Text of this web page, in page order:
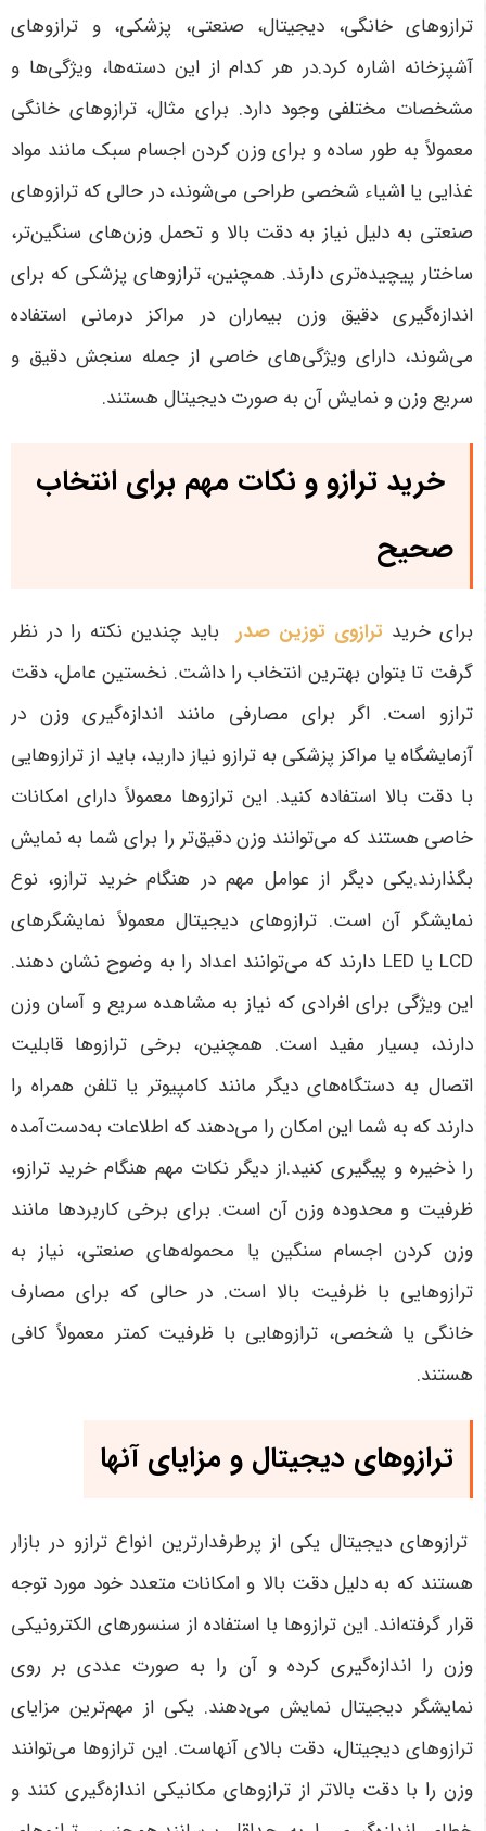
ترازوهای خانگی، دیجیتال، صنعتی، پزشکی، و ترازوهای
آشپزخانه اشاره کرد.در هر کدام از این دسته‌ها، ویژگی‌ها و
مشخصات مختلفی وجود دارد. برای مثال، ترازوهای خانگی
معمولاً به طور ساده و برای وزن کردن اجسام سبک مانند مواد
غذایی یا اشیاء شخصی طراحی می‌شوند، در حالی که ترازوهای
صنعتی به دلیل نیاز به دقت بالا و تحمل وزن‌های سنگین‌تر،
ساختار پیچیده‌تری دارند. همچنین، ترازوهای پزشکی که برای
اندازه‌گیری دقیق وزن بیماران در مراکز درمانی استفاده
می‌شوند، دارای ویژگی‌های خاصی از جمله سنجش دقیق و
سریع وزن و نمایش آن به صورت دیجیتال هستند.
خرید ترازو و نکات مهم برای انتخاب
صحیح
برای خرید ترازوی توزین صدر باید چندین نکته را در نظر
گرفت تا بتوان بهترین انتخاب را داشت. نخستین عامل، دقت
ترازو است. اگر برای مصارفی مانند اندازه‌گیری وزن در
آزمایشگاه یا مراکز پزشکی به ترازو نیاز دارید، باید از ترازوهایی
با دقت بالا استفاده کنید. این ترازوها معمولاً دارای امکانات
خاصی هستند که می‌توانند وزن دقیق‌تر را برای شما به نمایش
بگذارند.یکی دیگر از عوامل مهم در هنگام خرید ترازو، نوع
نمایشگر آن است. ترازوهای دیجیتال معمولاً نمایشگرهای
LCD یا LED دارند که می‌توانند اعداد را به وضوح نشان دهند.
این ویژگی برای افرادی که نیاز به مشاهده سریع و آسان وزن
دارند، بسیار مفید است. همچنین، برخی ترازوها قابلیت
اتصال به دستگاه‌های دیگر مانند کامپیوتر یا تلفن همراه را
دارند که به شما این امکان را می‌دهند که اطلاعات به‌دست‌آمده
را ذخیره و پیگیری کنید.از دیگر نکات مهم هنگام خرید ترازو،
ظرفیت و محدوده وزن آن است. برای برخی کاربردها مانند
وزن کردن اجسام سنگین یا محموله‌های صنعتی، نیاز به
ترازوهایی با ظرفیت بالا است. در حالی که برای مصارف
خانگی یا شخصی، ترازوهایی با ظرفیت کمتر معمولاً کافی
هستند.
ترازوهای دیجیتال و مزایای آنها
ترازوهای دیجیتال یکی از پرطرفدارترین انواع ترازو در بازار
هستند که به دلیل دقت بالا و امکانات متعدد خود مورد توجه
قرار گرفته‌اند. این ترازوها با استفاده از سنسورهای الکترونیکی
وزن را اندازه‌گیری کرده و آن را به صورت عددی بر روی
نمایشگر دیجیتال نمایش می‌دهند. یکی از مهم‌ترین مزایای
ترازوهای دیجیتال، دقت بالای آنهاست. این ترازوها می‌توانند
وزن را با دقت بالاتر از ترازوهای مکانیکی اندازه‌گیری کنند و